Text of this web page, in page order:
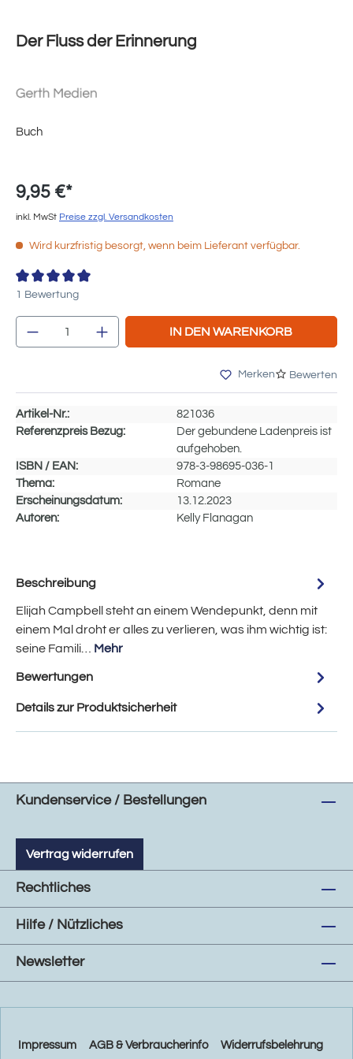
Der Fluss der Erinnerung
Buch
9,95 €*
inkl. MwSt Preise zzgl. Versandkosten
Wird kurzfristig besorgt, wenn beim Lieferant verfügbar.
Durchschnittliche Bewertung von 4 von 5 Sternen
1 Bewertung
Produkt Anzahl: Gib den gewünschten
IN DEN WARENKORB
Merken Bewerten
Artikel-Nr.:
821036
Referenzpreis Bezug:
Der gebundene Ladenpreis ist
aufgehoben.
ISBN / EAN:
978-3-98695-036-1
Thema:
Romane
Erscheinungsdatum:
13.12.2023
Autoren:
Kelly Flanagan
Beschreibung
Elijah Campbell steht an einem Wendepunkt, denn mit
einem Mal droht er alles zu verlieren, was ihm wichtig ist:
seine Famili… Mehr
Bewertungen
Details zur Produktsicherheit
Kundenservice / Bestellungen
Vertrag widerrufen
Rechtliches
Hilfe / Nützliches
Newsletter
Impressum AGB & Verbraucherinfo Widerrufsbelehrung